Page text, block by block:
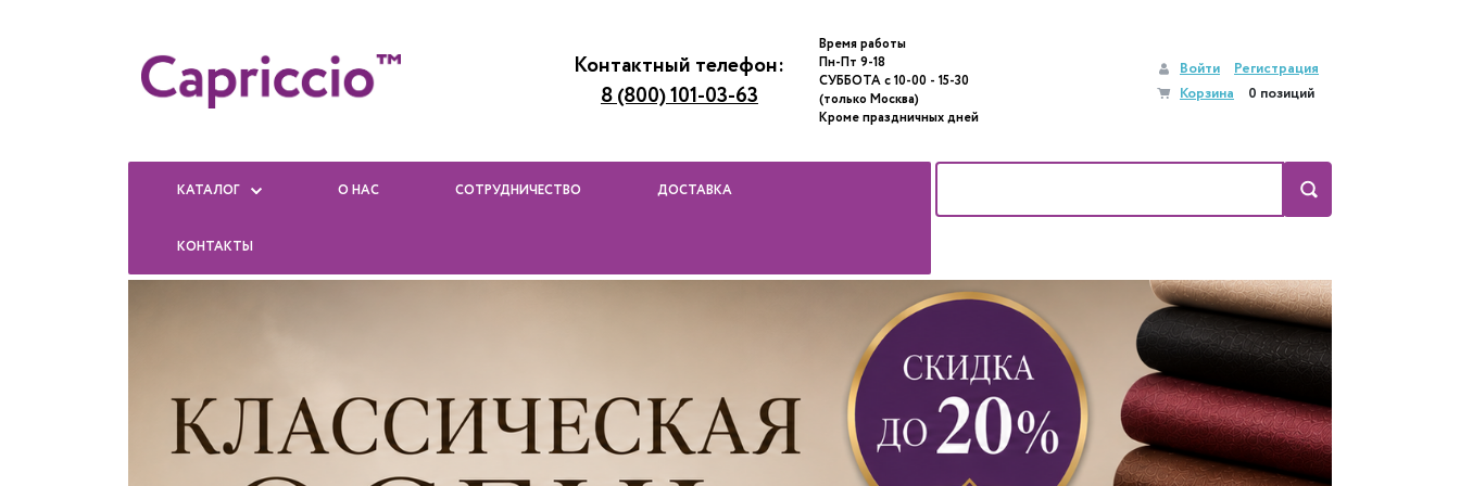
Войти
Регистрация
Корзина
0 позиций
Контактный телефон:
8 (800) 101-03-63
Время работы
Пн-Пт 9-18
СУББОТА с 10-00 - 15-30
(только Москва)
Кроме праздничных дней
КАТАЛОГ О НАС СОТРУДНИЧЕСТВО ДОСТАВКА
КОНТАКТЫ